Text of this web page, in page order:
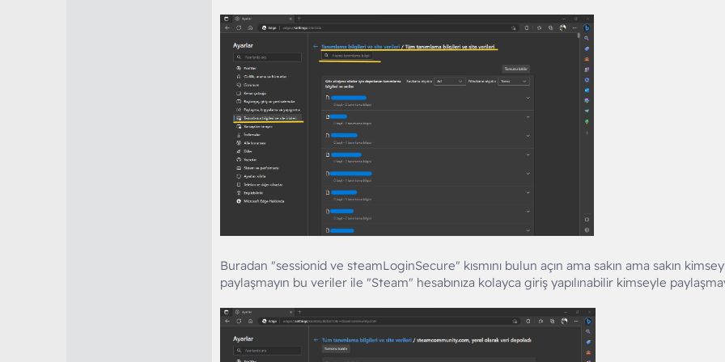
Buradan "sessionid ve steamLoginSecure" kısmını bulun açın ama sakın ama sakın
paylaşmayın bu veriler ile "Steam" hesabınıza kolayca giriş yapılınabilir kimseyle